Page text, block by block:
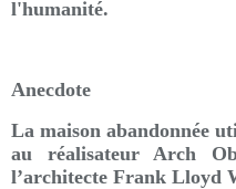
l'humanité.
Anecdote
La maison abandonnée
au réalisateur Arch
l’architecte Frank Lloyd